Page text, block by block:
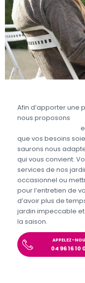
Afin d’apporter une
nous proposons
que vos besoins
saurons nous
qui vous convient.
services de nos
occasionnel ou
pour l’entretien de
d’avoir plus de
jardin impeccable
la saison.
APPELEZ-
04 96 16 10